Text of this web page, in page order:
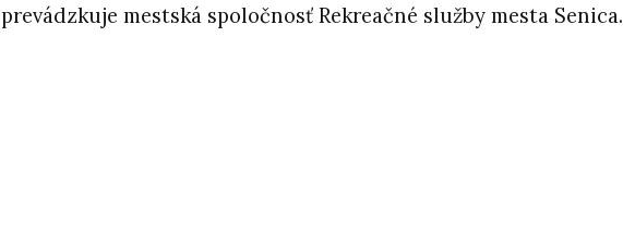
prevádzkuje mestská spoločnosť Rekreačné služby mesta Senica.